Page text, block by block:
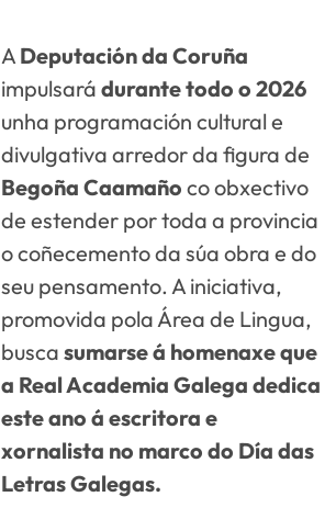
A Deputación da Coruña
impulsarádurante todo o 2026
unha programación cultural e
divulgativa arredor da figura de
Begoña Caamañoco obxectivo
de estender por toda a provincia
o coñecemento da súa obra e do
seu pensamento. A iniciativa,
promovida pola Área de Lingua,
busca sumarse á homenaxe que
a Real Academia Galega dedica
este ano á escritora e
xornalista no marco do Día das
Letras Galegas.